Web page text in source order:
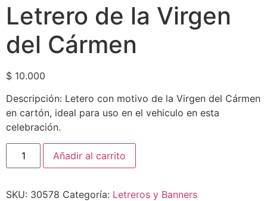
Letrero de la Virgen
del Cármen
$ 10.000
Descripción: Letero con motivo de la Virgen del Cármen
en cartón, ideal para uso en el vehiculo en esta
celebración.
Añadir al carrito
SKU: 30578 Categoría: Letreros y Banners